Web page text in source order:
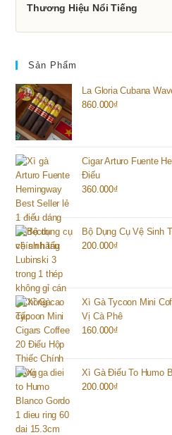
Thương Hiệu Nổi Tiếng
Sản Phẩm
La Gloria Cubana
860.000₫
Cigar Arturo Fuente
Điếu
360.000₫
Bộ Dụng Cụ Vệ Sinh
200.000₫
Xì Gà Tycoon Mini
Vị Cà Phê
160.000₫
Xì Gà Điếu To Humo
200.000₫